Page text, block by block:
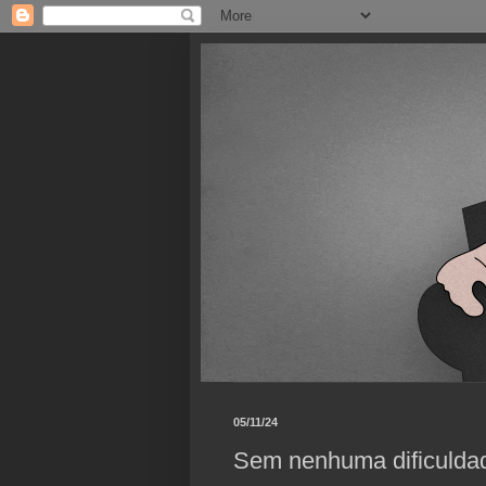
05/11/24
Sem nenhuma